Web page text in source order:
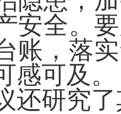
安全。
账，落
感可及。
研究了